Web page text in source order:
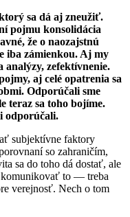
sa dá aj zneužiť.
pojmu konsolidácia
že o naozajstnú
iba zámienkou. Aj my
analýzy, zefektívnenie.
aj celé opatrenia sa
Odporúčali sme
teraz sa toho bojíme.
odporúčali.
subjektívne faktory
so zahraničím,
sa do toho dá dostať, ale
komunikovať to — treba
verejnosť. Nech o tom